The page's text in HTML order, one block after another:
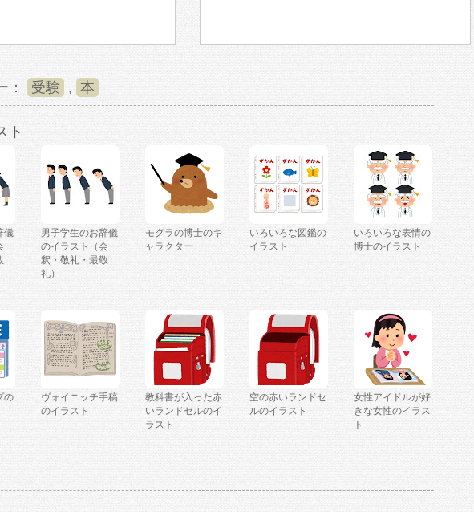
： 受験 , 本
ト
儀
男子学生のお辞儀
のイラスト（会
釈・敬礼・最敬
礼）
モグラの博士のキ
ャラクター
いろいろな図鑑の
イラスト
いろいろな表情の
博士のイラスト
の
ヴォイニッチ手稿
のイラスト
教科書が入った赤
いランドセルのイ
ラスト
空の赤いランドセ
ルのイラスト
女性アイドルが好
きな女性のイラス
ト